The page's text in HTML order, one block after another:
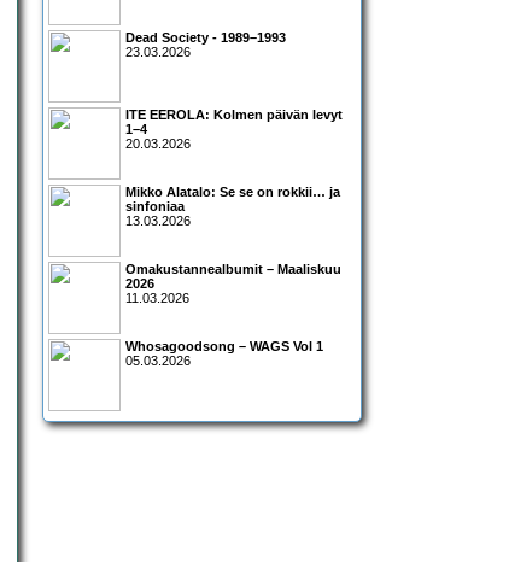
Dead Society - 1989–1993
23.03.2026
ITE EEROLA: Kolmen päivän levyt
1–4
20.03.2026
Mikko Alatalo: Se se on rokkii… ja
sinfoniaa
13.03.2026
Omakustannealbumit – Maaliskuu
2026
11.03.2026
Whosagoodsong – WAGS Vol 1
05.03.2026